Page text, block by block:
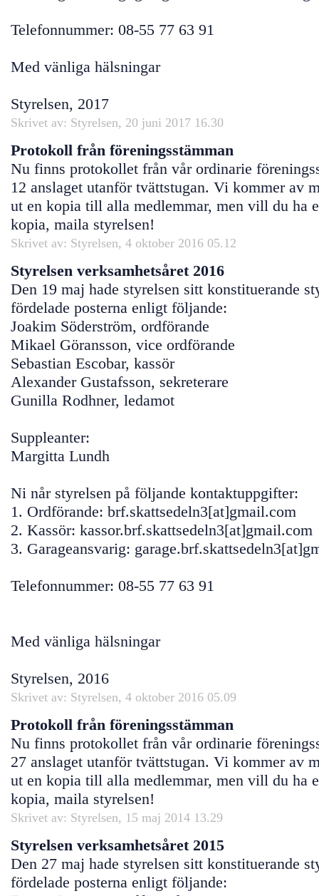
Telefonnummer: 08-55 77 63 91
Med vänliga hälsningar
Styrelsen, 2017
Skrivet av: Styrelsen, 20 juni 2017 16.30
Protokoll från föreningsstämman
Nu finns protokollet från vår ordinarie
12 anslaget utanför tvättstugan. Vi kommer av
ut en kopia till alla medlemmar, men vill du ha
kopia, maila styrelsen!
Skrivet av: Styrelsen, 4 oktober 2016 05.12
Styrelsen verksamhetsåret 2016
Den 19 maj hade styrelsen sitt konstituerande
fördelade posterna enligt följande:
Joakim Söderström, ordförande
Mikael Göransson, vice ordförande
Sebastian Escobar, kassör
Alexander Gustafsson, sekreterare
Gunilla Rodhner, ledamot
Suppleanter:
Margitta Lundh
Ni når styrelsen på följande kontaktuppgifter:
1. Ordförande: brf.skattsedeln3[at]gmail.com
2. Kassör: kassor.brf.skattsedeln3[at]gmail.com
3. Garageansvarig:
Telefonnummer: 08-55 77 63 91
Med vänliga hälsningar
Styrelsen, 2016
Skrivet av: Styrelsen, 4 oktober 2016 05.09
Protokoll från föreningsstämman
Nu finns protokollet från vår ordinarie
27 anslaget utanför tvättstugan. Vi kommer av
ut en kopia till alla medlemmar, men vill du ha
kopia, maila styrelsen!
Skrivet av: Styrelsen, 15 maj 2014 13.29
Styrelsen verksamhetsåret 2015
Den 27 maj hade styrelsen sitt konstituerande
fördelade posterna enligt följande: